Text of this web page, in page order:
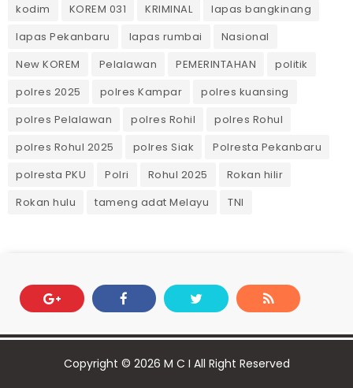
kodim
KOREM 031 KRIMINAL
lapas bangkinang
lapas Pekanbaru
lapas rumbai
Nasional
New KOREM
Pelalawan PEMERINTAHAN
politik
polres 2025
polres Kampar
polres kuansing
polres Pelalawan
polres Rohil
polres Rohul
polres Rohul 2025
polres Siak
Polresta Pekanbaru
polresta PKU
Polri Rohul 2025
Rokan hilir
Rokan hulu
tameng adat Melayu TNI
Copyright © 2026 M C I All Right Reserved